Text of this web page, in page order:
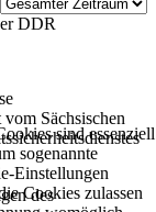
Sächsischen
sind essenziell
sogenannte
Einstellungen
Cookies zulassen